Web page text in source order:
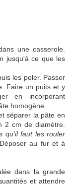
une casserole.
jusqu'à ce que les
les peler. Passer
Faire un puits et y
en incorporant
homogène.
séparer la pâte en
2 cm de diamètre.
qu'il faut les rouler
Déposer au fur et à
dans la grande
et attendre